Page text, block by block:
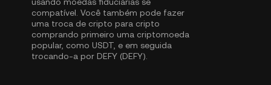
compatível. Você também pode fazer
uma troca de cripto para cripto
comprando primeiro uma criptomoeda
popular, como USDT , e em seguida
trocando-a por DEFY (DEFY).